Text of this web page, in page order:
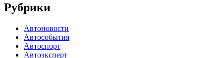
Рубрики
Автоновости
Автособытия
Автоспорт
Автоэксперт